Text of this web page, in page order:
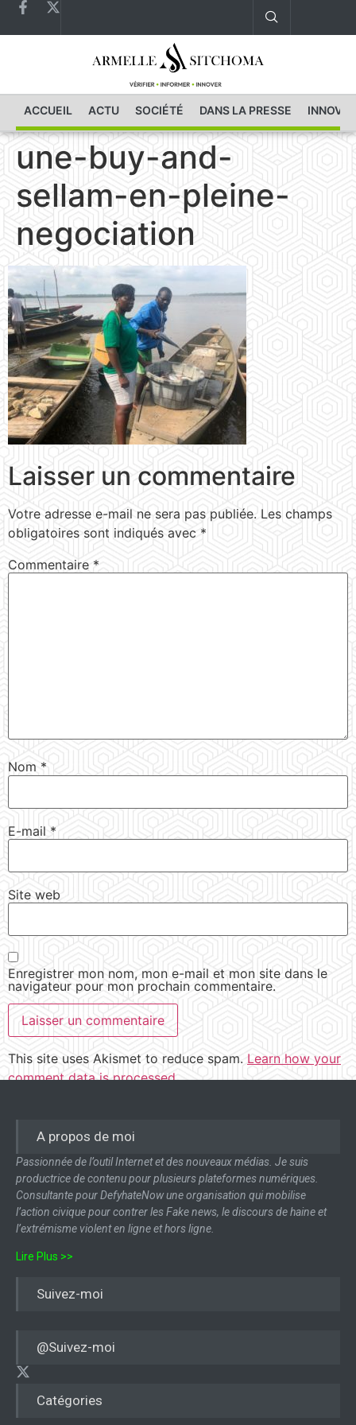
ACCUEIL ACTU SOCIÉTÉ DANS LA PRESSE
une-buy-and-
sellam-en-pleine-
negociation
Laisser un commentaire
Votre adresse e-mail ne sera pas publiée. Les champs
obligatoires sont indiqués avec *
Commentaire *
Nom *
E-mail *
Site web
Enregistrer mon nom, mon e-mail et mon site dans le
navigateur pour mon prochain commentaire.
This site uses Akismet to reduce spam. Learn how your
comment data is processed.
Catégories
A propos de moi
Passionnée de l’outil Internet et des nouveaux médias. Je suis
productrice de contenu pour plusieurs plateformes numériques.
Consultante pour DefyhateNow une organisation qui mobilise
l’action civique pour contrer les Fake news, le discours de haine et
l’extrémisme violent en ligne et hors ligne.
Lire Plus >>
Suivez-moi
@Suivez-moi